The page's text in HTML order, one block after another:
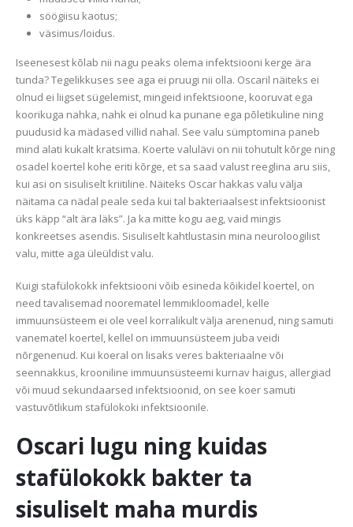
söögiisu kaotus;
väsimus/loidus.
Iseenesest kõlab nii nagu peaks olema infektsiooni kerge ära
tunda? Tegelikkuses see aga ei pruugi nii olla. Oscaril näiteks ei
olnud ei liigset sügelemist, mingeid infektsioone, kooruvat ega
koorikuga nahka, nahk ei olnud ka punane ega põletikuline ning
puudusid ka mädased villid nahal. See valu sümptomina paneb
mind alati kukalt kratsima. Koerte valulävi on nii tohutult kõrge ning
osadel koertel kohe eriti kõrge, et sa saad valust reeglina aru siis,
kui asi on sisuliselt kriitiline. Näiteks Oscar hakkas valu välja
näitama ca nädal peale seda kui tal bakteriaalsest infektsioonist
üks käpp “alt ära läks”. Ja ka mitte kogu aeg, vaid mingis
konkreetses asendis. Sisuliselt kahtlustasin mina neuroloogilist
valu, mitte aga üleüldist valu.
Kuigi stafülokokk infektsiooni võib esineda kõikidel koertel, on
need tavalisemad noorematel lemmikloomadel, kelle
immuunsüsteem ei ole veel korralikult välja arenenud, ning samuti
vanematel koertel, kellel on immuunsüsteem juba veidi
nõrgenenud. Kui koeral on lisaks veres bakteriaalne või
seennakkus, krooniline immuunsüsteemi kurnav haigus, allergiad
või muud sekundaarsed infektsioonid, on see koer samuti
vastuvõtlikum stafülokoki infektsioonile.
Oscari lugu ning kuidas
stafülokokk bakter ta
sisuliselt maha murdis